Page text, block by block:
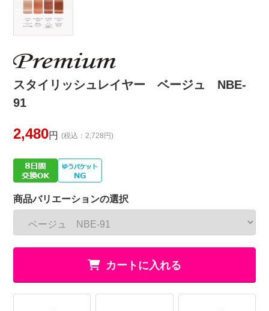
スタイリッシュレイヤー ベージュ NBE-
91
2,480円 (税込：2,728円)
商品バリエーションの選択
カートに入れる